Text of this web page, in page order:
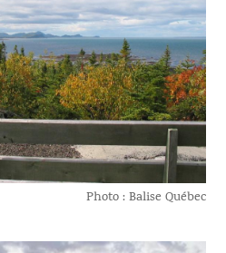
Photo : Balise Québec